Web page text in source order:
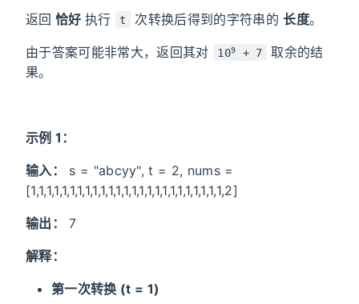
返回 恰好 执行 t 次转换后得到的字符串的 长度。
由于答案可能非常大，返回其对 109 + 7
取余的结
果。
示例 1：
输入：
s = "abcyy", t = 2, nums =
[1,1,1,1,1,1,1,1,1,1,1,1,1,1,1,1,1,1,1,1,1,1,1,1,1,2]
输出： 7
解释：
第一次转换 (t = 1)